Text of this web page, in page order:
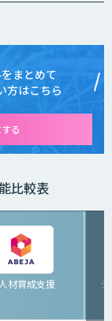
まとめて
方はこちら
る
比較表
材育成支援